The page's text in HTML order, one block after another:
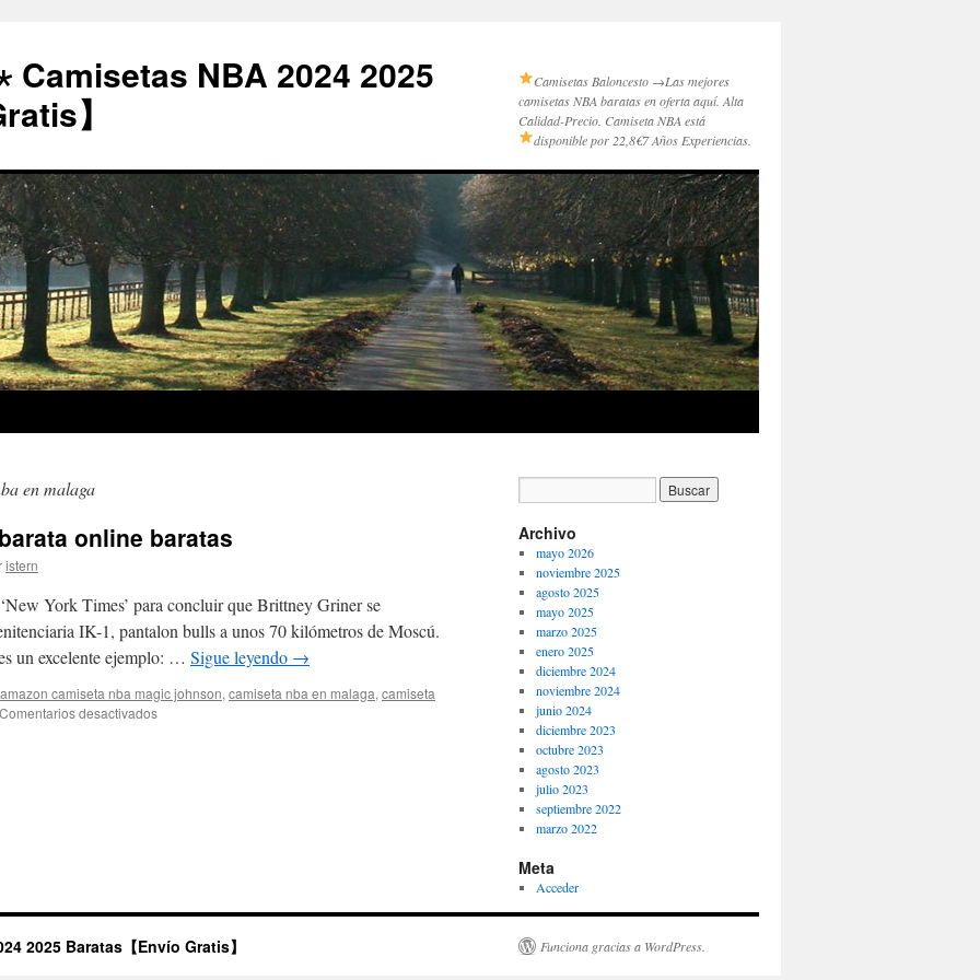
Camisetas NBA 2024 2025
】
Camisetas Baloncesto →Las mejores
camisetas NBA baratas en oferta aquí. Alta
Calidad-Precio. Camiseta NBA está
disponible por 22,8€7 Años Experiencias.
en malaga
online baratas
istern
York Times’ para concluir que Brittney Griner se
IK-1, pantalon bulls a unos 70 kilómetros de Moscú.
un excelente ejemplo: … Sigue leyendo →
amazon camiseta nba magic johnson, camiseta nba en malaga, camiseta
Comentarios desactivadosen
Archivo
mayo 2026
noviembre 2025
agosto 2025
mayo 2025
marzo 2025
enero 2025
diciembre 2024
noviembre 2024
junio 2024
diciembre 2023
octubre 2023
agosto 2023
julio 2023
septiembre 2022
marzo 2022
Meta
Acceder
2025 Baratas【Envío Gratis】 Funciona gracias a WordPress.